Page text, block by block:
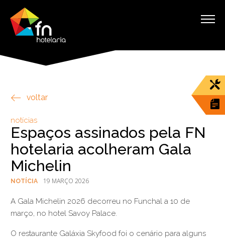
voltar
notícias
Espaços assinados pela FN
hotelaria acolheram Gala
Michelin
NOTÍCIA 19 MARÇO 2026
A Gala Michelin 2026 decorreu no Funchal a 10 de
março, no hotel Savoy Palace.
O restaurante Galáxia Skyfood foi o cenário para alguns